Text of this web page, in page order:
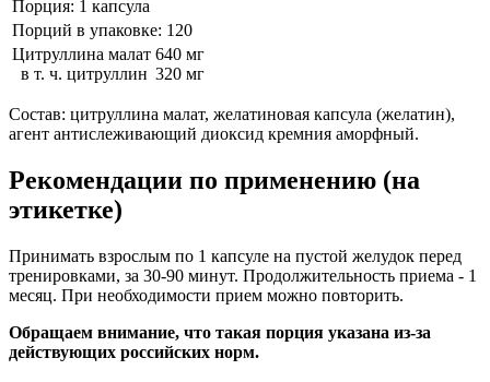
Порция: 1 капсула
Порций в упаковке: 120
Цитруллина малат
в т. ч. цитруллин
640 мг
320 мг
Состав: цитруллина малат, желатиновая капсула (желатин),
агент антислеживающий диоксид кремния аморфный.
Рекомендации по применению (на
этикетке)
Принимать взрослым по 1 капсуле на пустой желудок перед
тренировками, за 30-90 минут. Продолжительность приема - 1
месяц. При необходимости прием можно повторить.
Обращаем внимание, что такая порция указана из-за
действующих российских норм.